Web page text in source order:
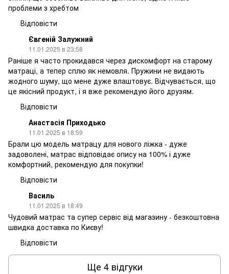
проблеми з хребтом
Відповісти
Євгеній Залужний
11.01.2025 в 23:58
Раніше я часто прокидався через дискомфорт на старому
матраці, а тепер сплю як немовля. Пружини не видають
жодного шуму, що мене дуже влаштовує. Відчувається, що
це якісний продукт, і я вже рекомендую його друзям.
Відповісти
Анастасія Приходько
11.01.2025 в 18:59
Брали цю модель матрацу для нового ліжка - дуже
задоволені, матрас відповідає опису на 100% і дуже
комфортний, рекомендую для покупки!
Відповісти
Василь
11.01.2025 в 18:49
Чудовий матрас та супер сервіс від магазину - безкоштовна
швидка доставка по Києву!
Відповісти
Ще 4 відгуки